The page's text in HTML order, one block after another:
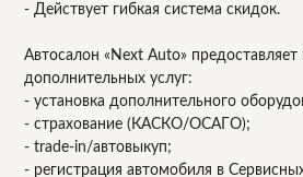
- Действует гибкая система скидок.
Автосалон «Next Auto»
дополнительных услуг:
- установка дополнительного
- страхование (КАСКО/ОСАГО);
- trade-in/автовыкуп;
- регистрация автомобиля в